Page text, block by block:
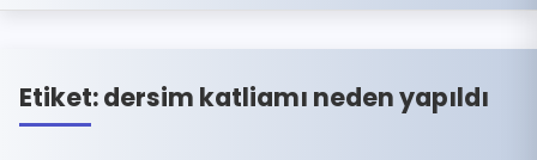
Etiket:dersim katliamı neden yapıldı